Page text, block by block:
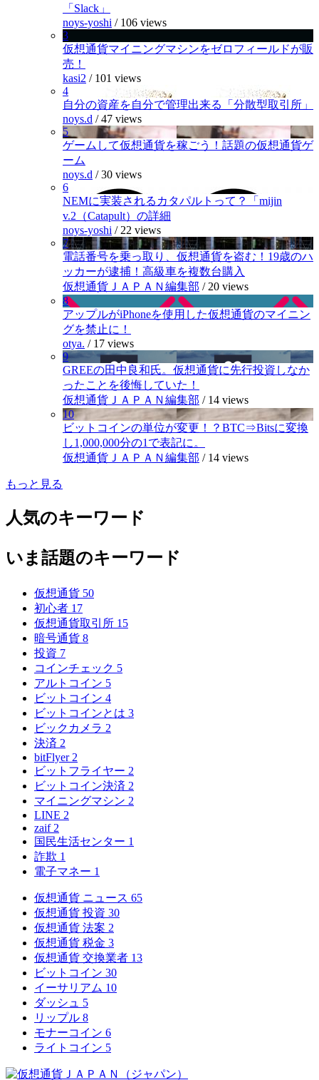
「Slack」
noys-yoshi / 106 views
3
仮想通貨マイニングマシンをゼロフィールドが販
売！
kasi2 / 101 views
4
自分の資産を自分で管理出来る「分散型取引所」
noys.d /47 views
5
ゲームして仮想通貨を稼ごう！話題の仮想通貨ゲ
ーム
noys.d /30 views
6
NEMに実装されるカタパルトって？「mijin
v.2（Catapult）の詳細
noys-yoshi / 22 views
7
電話番号を乗っ取り、仮想通貨を盗む！19歳のハ
ッカーが逮捕！高級車を複数台購入
仮想通貨ＪＡＰＡＮ編集部 / 20 views
8
アップルがiPhoneを使用した仮想通貨のマイニン
グを禁止に！
otya. / 17 views
9
GREEの田中良和氏。仮想通貨に先行投資しなか
ったことを後悔していた！
仮想通貨ＪＡＰＡＮ編集部 / 14 views
10
ビットコインの単位が変更！？BTC⇒Bitsに変換
し1,000,000分の1で表記に。
仮想通貨ＪＡＰＡＮ編集部 / 14 views
もっと見る
人気のキーワード
いま話題のキーワード
仮想通貨 50
初心者 17
仮想通貨取引所 15
暗号通貨 8
投資 7
コインチェック 5
アルトコイン 5
ビットコイン 4
ビットコインとは 3
ビックカメラ 2
決済 2
bitFlyer 2
ビットフライヤー 2
ビットコイン決済 2
マイニングマシン 2
LINE 2
zaif 2
国民生活センター 1
詐欺 1
電子マネー 1
仮想通貨 ニュース 65
仮想通貨 投資 30
仮想通貨 法案 2
仮想通貨 税金 3
仮想通貨 交換業者 13
ビットコイン 30
イーサリアム 10
ダッシュ 5
リップル 8
モナーコイン 6
ライトコイン 5